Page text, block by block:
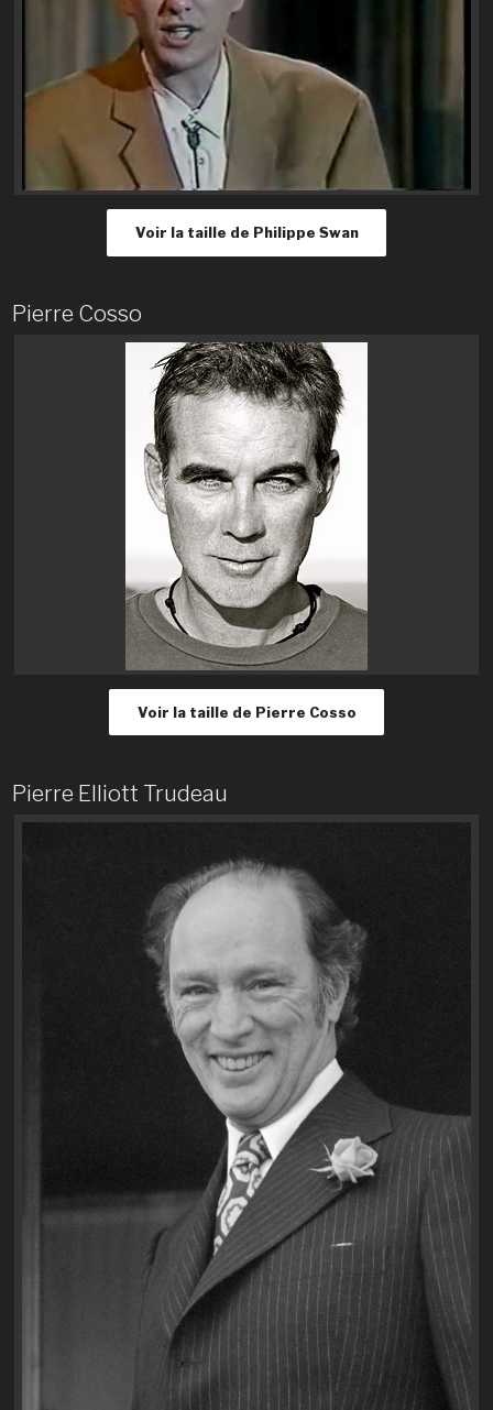
Voir la taille de Philippe Swan
Pierre Cosso
Voir la taille de Pierre Cosso
Pierre Elliott Trudeau